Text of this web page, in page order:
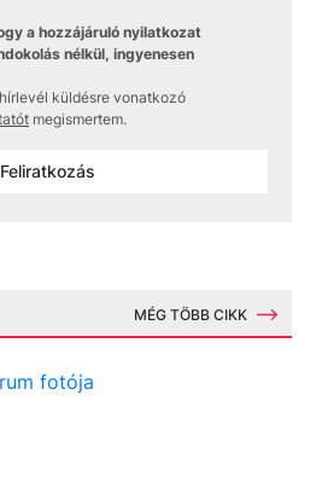
a hozzájáruló nyilatkozat
nélkül, ingyenesen
küldésre vonatkozó
megismertem.
Feliratkozás
MÉG TÖBB CIKK